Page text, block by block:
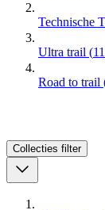
Technische
Ultra trail (11
Road to trail
Collecties filter